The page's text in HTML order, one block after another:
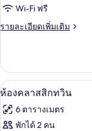
ห้อง
แฟ
ลี่
ทริปเปิล
Wi-Fi ฟรี
รายละเอียดเพิ่มเติม
ราย
เกี่ยว
กับ
ห้อง
มิ
ลี่
เปิด
ภาพถ่าย
ทั้งหมด
2
ห้องคลาสสิกทวิน
6 ตารางเมตร
พักได้ 2 คน